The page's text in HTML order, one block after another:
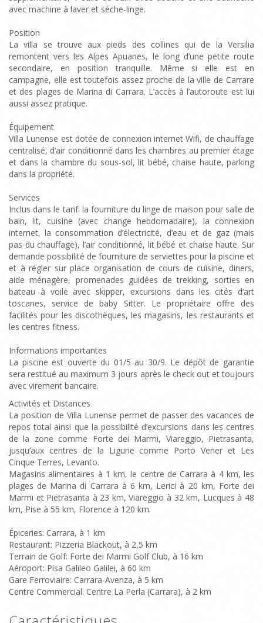
avec machine à laver et sèche-linge.
Position
La villa se trouve aux pieds des collines qui de la Versilia
remontent vers les Alpes Apuanes, le long d’une petite route
secondaire, en position tranquille. Même si elle est en
campagne, elle est toutefois assez proche de la ville de Carrare
et des plages de Marina di Carrara. L’accès à l’autoroute est lui
aussi assez pratique.
Équipement
Villa Lunense est dotée de connexion internet Wifi, de chauffage
centralisé, d’air conditionné dans les chambres au premier étage
et dans la chambre du sous-sol, lit bébé, chaise haute, parking
dans la propriété.
Services
Inclus dans le tarif: la fourniture du linge de maison pour salle de
bain, lit, cuisine (avec change hebdomadaire), la connexion
internet, la consommation d’électricité, d’eau et de gaz (mais
pas du chauffage), l’air conditionné, lit bébé et chaise haute. Sur
demande possibilité de fourniture de serviettes pour la piscine et
et à régler sur place organisation de cours de cuisine, diners,
aide ménagère, promenades guidées de trekking, sorties en
bateau à voile avec skipper, excursions dans les cités d’art
toscanes, service de baby Sitter. Le propriétaire offre des
facilités pour les discothèques, les magasins, les restaurants et
les centres fitness.
Informations importantes
La piscine est ouverte du 01/5 au 30/9. Le dépôt de garantie
sera restitué au maximum 3 jours après le check out et toujours
avec virement bancaire.
Activités et Distances
La position de Villa Lunense permet de passer des vacances de
repos total ainsi que la possibilité d’excursions dans les centres
de la zone comme Forte dei Marmi, Viareggio, Pietrasanta,
jusqu’aux centres de la Ligurie comme Porto Vener et Les
Cinque Terres, Levanto.
Magasins alimentaires à 1 km, le centre de Carrara à 4 km, les
plages de Marina di Carrara à 6 km, Lerici à 20 km, Forte dei
Marmi et Pietrasanta à 23 km, Viareggio à 32 km, Lucques à 48
km, Pise à 55 km, Florence à 120 km.
Épiceries: Carrara, à 1 km
Restaurant: Pizzeria Blackout, à 2,5 km
Terrain de Golf: Forte dei Marmi Golf Club, à 16 km
Aéroport: Pisa Galileo Galilei, à 60 km
Gare Ferroviaire: Carrara-Avenza, à 5 km
Centre Commercial: Centre La Perla (Carrara), à 2 km